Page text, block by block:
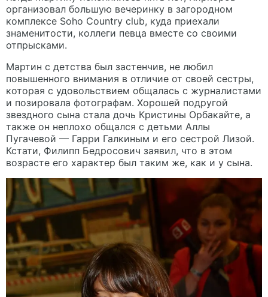
организовал большую вечеринку в загородном
комплексе Soho Country club, куда приехали
знаменитости, коллеги певца вместе со своими
отпрысками.
Мартин с детства был застенчив, не любил
повышенного внимания в отличие от своей сестры,
которая с удовольствием общалась с журналистами
и позировала фотографам. Хорошей подругой
звездного сына стала дочь Кристины Орбакайте, а
также он неплохо общался с детьми Аллы
Пугачевой — Гарри Галкиным и его сестрой Лизой.
Кстати, Филипп Бедросович заявил, что в этом
возрасте его характер был таким же, как и у сына.